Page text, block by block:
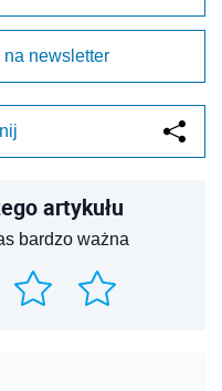
newsletter
artykułu
bardzo ważna